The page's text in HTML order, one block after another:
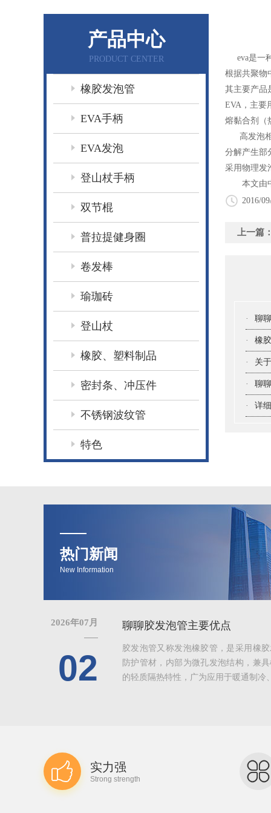
产品中心
PRODUCT CENTER
橡胶发泡管
EVA手柄
EVA发泡
登山杖手柄
双节棍
普拉提健身圈
卷发棒
瑜珈砖
登山杖
橡胶、塑料制品
密封条、冲压件
不锈钢波纹管
特色
eva是一
根据共聚物
其主要产品
EVA，主要
熔黏合剂（
高发泡相
分解产生部
采用物理发
本文由中
2016/
上一篇
· 聊
· 橡
· 关
· 聊
· 详
热门新闻
New Information
2026年07月
02
聊聊胶发泡管主要优点
胶发泡管又称发泡橡胶管，是采用橡
防护管材，内部为微孔发泡结构，兼
的轻质隔热特性，广为应用于暖通制冷
实力强
Strong strength